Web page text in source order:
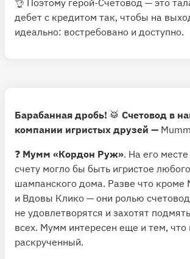
дебет с кредитом так, чтобы на
идеально: востребовано и доступно.
Барабанная дробь! 🥁 Счетовод в
компании игристых друзей —
❓ Мумм «Кордон Руж». На его
счету могло бы быть игристое
шампанского дома. Разве что
и Вдовы Клико — они ролью
не удовлетворятся и захотят
всех. Мумм интересен еще и тем, что
раскрученный.